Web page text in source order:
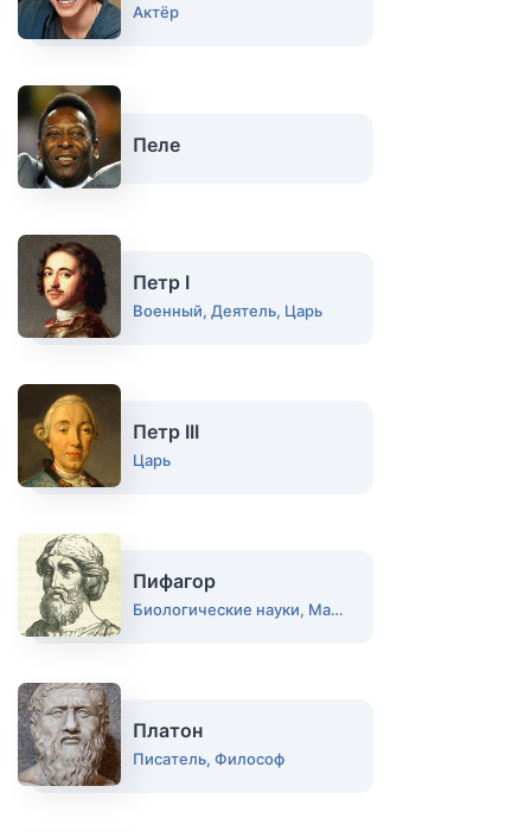
Актёр
Пеле
Петр I
Военный, Деятель, Царь
Петр III
Царь
Пифагор
Биологические науки, Математик, Философ
Платон
Писатель, Философ